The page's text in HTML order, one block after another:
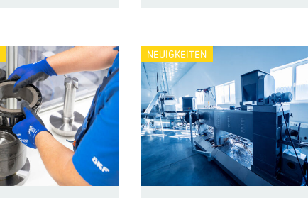
NEUIGKEITEN